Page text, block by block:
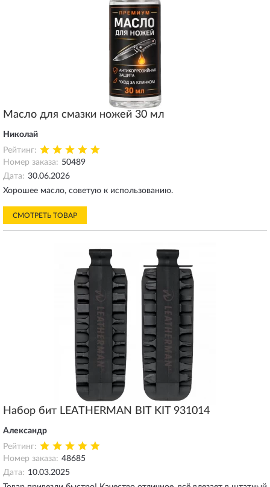
Масло для смазки ножей 30 мл
Николай
Рейтинг:
Номер заказа: 50489
Дата: 30.06.2026
Хорошее масло, советую к использованию.
СМОТРЕТЬ ТОВАР
Набор бит LEATHERMAN BIT KIT 931014
Александр
Рейтинг:
Номер заказа: 48685
Дата: 10.03.2025